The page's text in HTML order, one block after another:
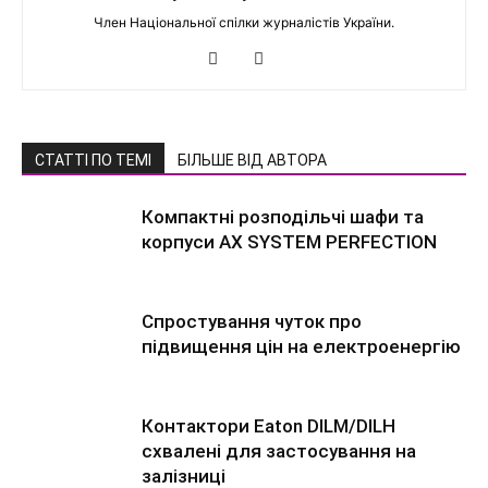
Член Національної спілки журналістів України.
СТАТТІ ПО ТЕМІ БІЛЬШЕ ВІД АВТОРА
Компактні розподільчі шафи та
корпуси AX SYSTEM PERFECTION
Спростування чуток про
підвищення цін на електроенергію
Контактори Eaton DILM/DILH
схвалені для застосування на
залізниці